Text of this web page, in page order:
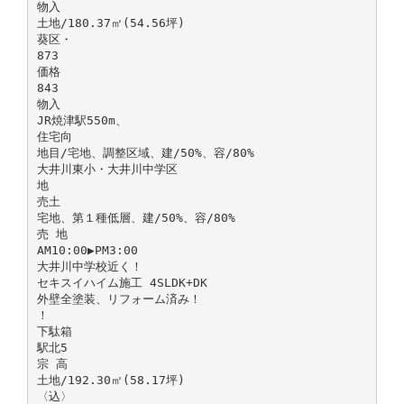
物入
土地/180.37㎡(54.56坪)
葵区・
873
価格
843
物入
JR焼津駅550m、
住宅向
地目/宅地、調整区域、建/50%、容/80%
大井川東小・大井川中学区
地
売土
宅地、第１種低層、建/50%、容/80%
売 地
AM10:00▶PM3:00
大井川中学校近く！
セキスイハイム施工 4SLDK+DK
外壁全塗装、リフォーム済み！
！
下駄箱
駅北5
宗 高
土地/192.30㎡(58.17坪)
〈込〉